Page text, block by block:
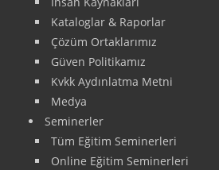
Kataloglar & Raporlar
Çözüm Ortaklarımız
Güven Politikamız
Kvkk Aydınlatma Metni
Medya
Seminerler
Tüm Eğitim Seminerleri
Online Eğitim Seminerleri